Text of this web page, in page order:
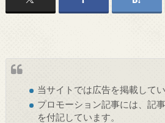
当サイトでは広告を掲載してい
プロモーション記事には、記
を付記しています。